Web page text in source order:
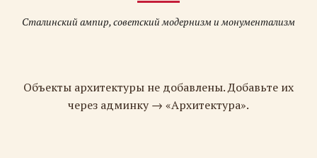
Сталинский ампир, советский модернизм и монументализм
Объекты архитектуры не добавлены. Добавьте их
через админку → «Архитектура».